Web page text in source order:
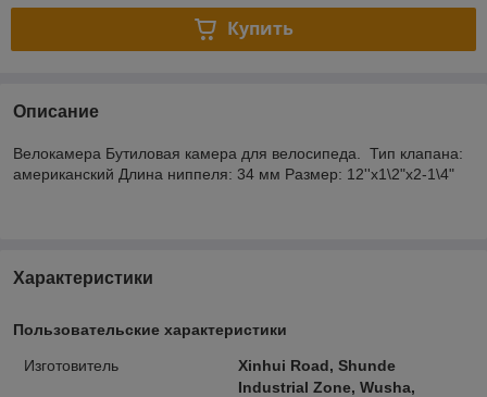
Купить
Описание
Велокамера Бутиловая камера для велосипеда. Тип клапана:
американский Длина ниппеля: 34 мм Размер: 12''x1\2"x2-1\4"
Характеристики
Пользовательские характеристики
Изготовитель
Xinhui Road, Shunde
Industrial Zone, Wusha,